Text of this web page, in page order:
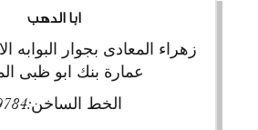
ابا الدهب
زهراء المعادى بجوار البوابه
عمارة بنك ابو ظبى
الخط الساخن: